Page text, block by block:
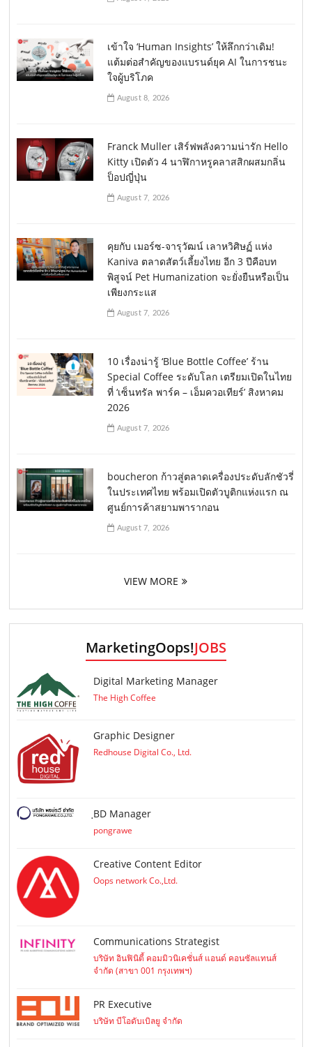
เข้าใจ ‘Human Insights’ ให้ลึกกว่าเดิม!
แต้มต่อสำคัญของแบรนด์ยุค AI ในการชนะ
ใจผู้บริโภค
August 8, 2026
Franck Muller เสิร์ฟพลังความน่ารัก Hello
Kitty เปิดตัว 4 นาฬิกาหรูคลาสสิกผสมกลิ่น
ป็อปญี่ปุ่น
August 7, 2026
คุยกับ เมอร์ซ-จารุวัฒน์ เลาหวิศิษฏ์ แห่ง
Kaniva ตลาดสัตว์เลี้ยงไทย อีก 3 ปีคือบท
พิสูจน์ Pet Humanization จะยั่งยืนหรือเป็น
เพียงกระแส
August 7, 2026
10 เรื่องน่ารู้ ‘Blue Bottle Coffee’ ร้าน
Special Coffee ระดับโลก เตรียมเปิดในไทย
ที่ ‘เซ็นทรัล พาร์ค – เอ็มควอเทียร์’ สิงหาคม
2026
August 7, 2026
boucheron ก้าวสู่ตลาดเครื่องประดับลักชัวรี่
ในประเทศไทย พร้อมเปิดตัวบูติกแห่งแรก ณ
ศูนย์การค้าสยามพารากอน
August 7, 2026
VIEW MORE
MarketingOops!JOBS
Digital Marketing Manager
The High Coffee
Graphic Designer
Redhouse Digital Co., Ltd.
ฺBD Manager
pongrawe
Creative Content Editor
Oops network Co.,Ltd.
Communications Strategist
บริษัท อินฟินิตี้ คอมมิวนิเคชั่นส์ แอนด์ คอนซัลแทนส์
จำกัด (สาขา 001 กรุงเทพฯ)
PR Executive
บริษัท บีโอดับเบิลยู จำกัด